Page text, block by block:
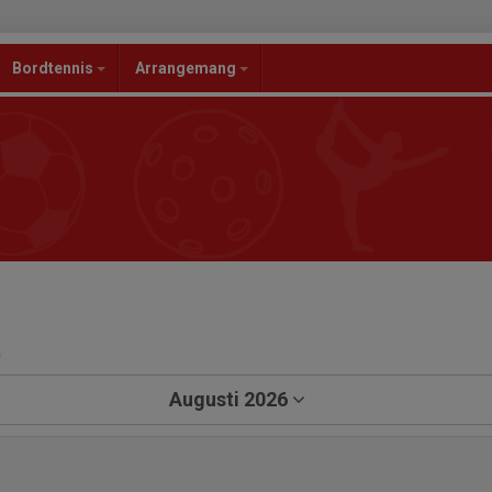
Bordtennis Arrangemang
Augusti 2026